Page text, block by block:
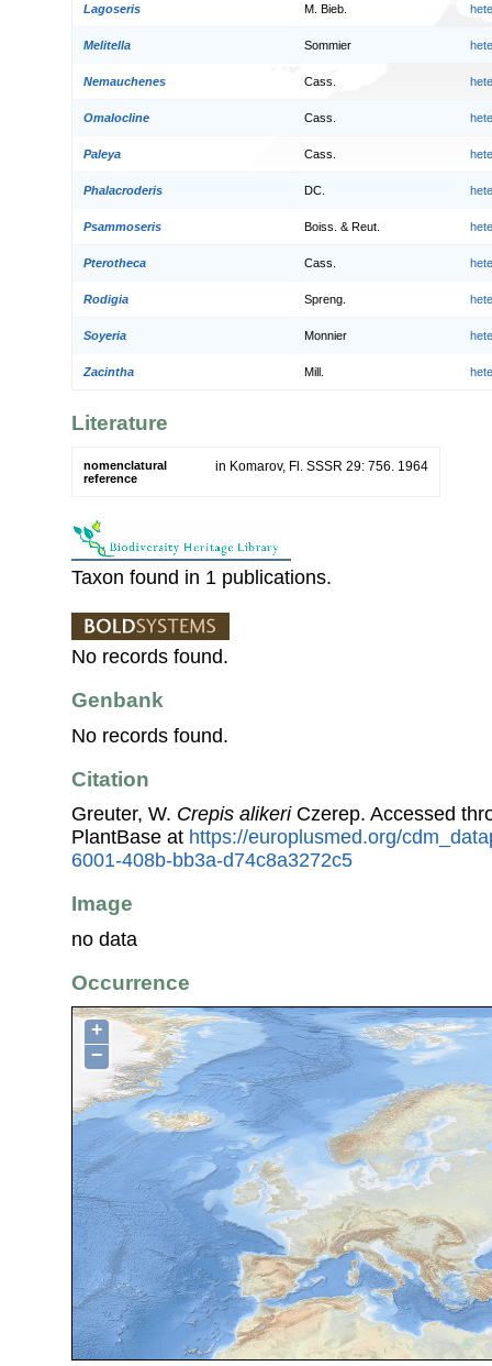
Lagoseris M. Bieb.
Melitella Sommier
Nemauchenes Cass.
Omalocline Cass.
Paleya Cass.
Phalacroderis DC.
Psammoseris Boiss. & Reut.
Pterotheca Cass.
Rodigia Spreng.
Soyeria Monnier
Zacintha Mill.
Literature
nomenclatural
reference
in Komarov, Fl. SSSR 29: 756. 1964
Taxon found in 1 publications.
No records found.
Genbank
No records found.
Citation
Greuter, W. Crepis alikeriCzerep. Accessed
PlantBase at https://europlusmed.org/
6001-408b-bb3a-d74c8a3272c5
Image
no data
Occurrence
+
−